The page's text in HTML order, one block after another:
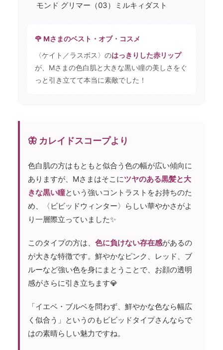
モンド グリマー（03）ミルキィダスト
🌹 Mさまのベスト・オブ・コスメ
〈ケイト／ラスボス〉のはっきりした赤リップ
が、Mさまの色白肌と大きな黒い瞳の美しさをぐ
っと引き立てて本当に素敵でした！
🦋 カレイドスコープより
色白肌の方はもともと似合う色の幅が広い傾向に
ありますが、Mさまはそこにツヤのある黒髪と大
きな黒い瞳という強いコントラストをお持ちのた
め、〈ビビッドウィンター〉らしい華やかさがよ
り一層際立っていました✨
このタイプの方は、 色に負けない存在感があるの
が大きな特徴です。鮮やかなピンク、レッド、ブ
ルーなど強い色を身にまとうことで、お顔の透明
感がさらに引き立ちます💎
「イエベ・ブルベを問わず、鮮やかな色なら幅広
く似合う」というのもビビッドタイプさんならで
はの素晴らしい魅力ですね。